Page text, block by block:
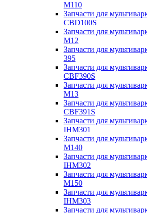
M110
Запчасти для
CBD100S
Запчасти для
M12
Запчасти для
395
Запчасти для
CBF390S
Запчасти для
M13
Запчасти для
CBF391S
Запчасти для
IHM301
Запчасти для
M140
Запчасти для
IHM302
Запчасти для
M150
Запчасти для
IHM303
Запчасти для